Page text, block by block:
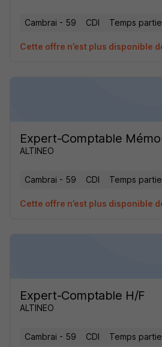
Cambrai - 59 CDI Temps
Cette offre n’est plus disponible
Expert-Comptable
ALTINEO
Cambrai - 59 CDI Temps
Cette offre n’est plus disponible
Expert-Comptable H/F
ALTINEO
Cambrai - 59 CDI Temps